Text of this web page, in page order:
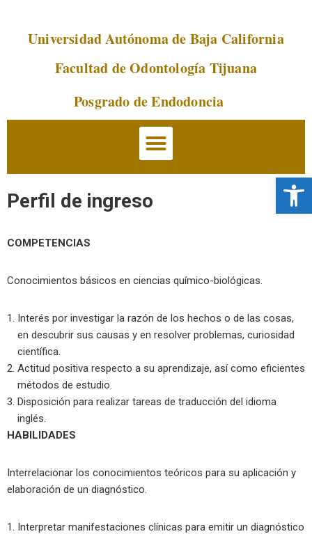
Abrir
SaltarUniversidad Autónoma de Baja California
Facultad de Odontología Tijuana
Posgrado de Endodoncia
Perfil de ingreso
COMPETENCIAS
Conocimientos básicos en ciencias químico-biológicas.
Interés por investigar la razón de los hechos o de las cosas,
en descubrir sus causas y en resolver problemas, curiosidad
científica.
Actitud positiva respecto a su aprendizaje, así como eficientes
métodos de estudio.
Disposición para realizar tareas de traducción del idioma
inglés.
HABILIDADES
Interrelacionar los conocimientos teóricos para su aplicación y
elaboración de un diagnóstico.
Interpretar manifestaciones clínicas para emitir un diagnóstico